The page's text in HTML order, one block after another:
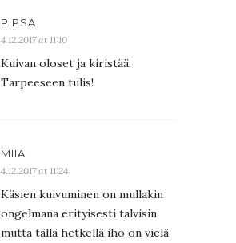
PIPSA
4.12.2017 at 11:10
Kuivan oloset ja kiristää.
Tarpeeseen tulis!
MIIA
4.12.2017 at 11:24
Käsien kuivuminen on mullakin
ongelmana erityisesti talvisin,
mutta tällä hetkellä iho on vielä